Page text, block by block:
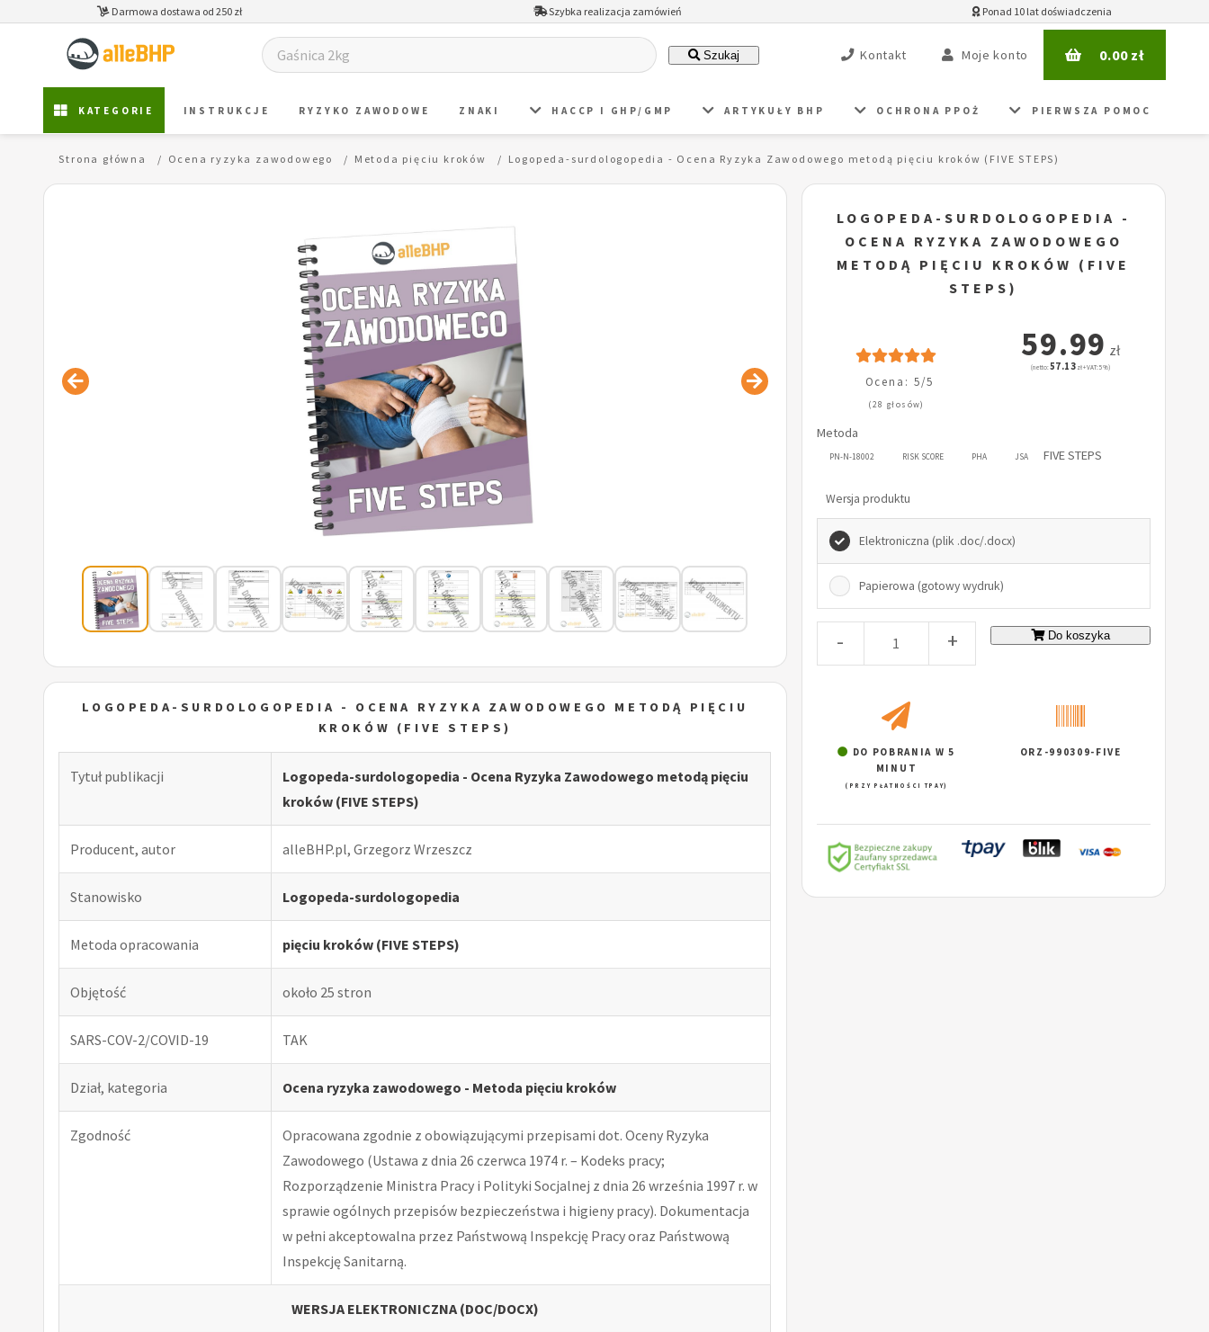
Darmowa dostawa od 250 zł Szybka realizacja zamówień Ponad 10 lat doświadczenia
Szukaj Kontakt Moje konto 0.00zł
KATEGORIE INSTRUKCJE RYZYKO ZAWODOWE ZNAKI HACCP I GHP/GMP ARTYKUŁY BHP OCHRONA PPOŻ PIERWSZA POMOC
Strona główna Ocena ryzyka zawodowego Metoda pięciu kroków Logopeda-surdologopedia - Ocena Ryzyka Zawodowego metodą pięciu kroków (FIVE STEPS)
LOGOPEDA-SURDOLOGOPEDIA - OCENA RYZYKA ZAWODOWEGO METODĄ PIĘCIU
KROKÓW (FIVE STEPS)
Tytuł publikacji
Logopeda-surdologopedia - Ocena Ryzyka Zawodowego metodą pięciu
kroków (FIVE STEPS)
Producent, autor alleBHP.pl, Grzegorz Wrzeszcz
Stanowisko Logopeda-surdologopedia
Metoda opracowania pięciu kroków (FIVE STEPS)
Objętość około 25 stron
SARS-COV-2/COVID-19 TAK
Dział, kategoria Ocena ryzyka zawodowego - Metoda pięciu kroków
Zgodność
Opracowana zgodnie z obowiązującymi przepisami dot. Oceny Ryzyka
Zawodowego (Ustawa z dnia 26 czerwca 1974 r. – Kodeks pracy;
Rozporządzenie Ministra Pracy i Polityki Socjalnej z dnia 26 września 1997 r. w
sprawie ogólnych przepisów bezpieczeństwa i higieny pracy). Dokumentacja
w pełni akceptowalna przez Państwową Inspekcję Pracy oraz Państwową
Inspekcję Sanitarną.
WERSJA ELEKTRONICZNA (DOC/DOCX)
LOGOPEDA-SURDOLOGOPEDIA -
OCENA RYZYKA ZAWODOWEGO
METODĄ PIĘCIU KROKÓW (FIVE
STEPS)
Ocena: 5/5
(28 głosów)
59.99 zł
(netto:57.13 zł + VAT: 5%)
Metoda
PN-N-18002 RISK SCORE PHA JSA FIVE STEPS
Wersja produktu
Elektroniczna (plik .doc/.docx)
Papierowa (gotowy wydruk)
- + Do koszyka
DO POBRANIA W 5
MINUT
(PRZY PŁATNOŚCI TPAY)
ORZ-990309-FIVE